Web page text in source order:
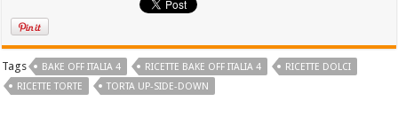
Tags BAKE OFF ITALIA 4 RICETTE BAKE OFF ITALIA 4
RICETTE DOLCI
RICETTE TORTE
TORTA UP-SIDE-DOWN